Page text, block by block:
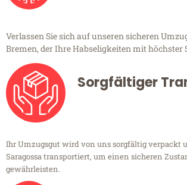
Verlassen Sie sich auf unseren sicheren
Bremen, der Ihre Habseligkeiten mit höchster
Sorgfältiger
Ihr Umzugsgut wird von uns sorgfältig verpackt
Saragossa transportiert, um einen sicheren
gewährleisten.